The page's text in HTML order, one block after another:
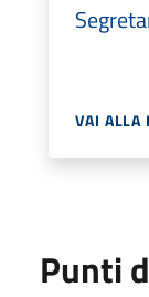
VAI ALLA
Punti